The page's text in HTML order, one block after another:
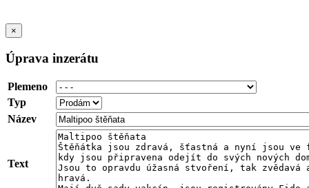
×
Úprava inzerátu
Plemeno
Typ
Název
Text